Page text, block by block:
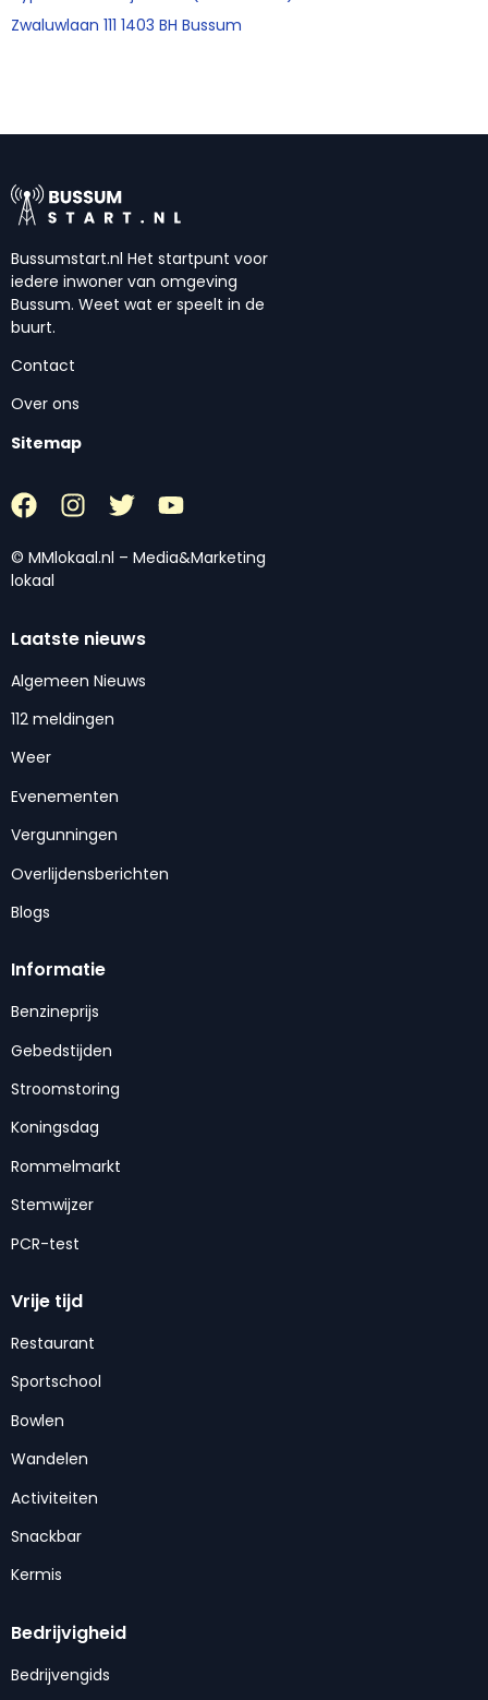
Zwaluwlaan 111 1403 BH Bussum
Bussumstart.nl Het startpunt voor
iedere inwoner van omgeving
Bussum. Weet wat er speelt in de
buurt.
Contact
Over ons
Sitemap
© MMlokaal.nl – Media&Marketing
lokaal
Laatste nieuws
Algemeen Nieuws
112 meldingen
Weer
Evenementen
Vergunningen
Overlijdensberichten
Blogs
Informatie
Benzineprijs
Gebedstijden
Stroomstoring
Koningsdag
Rommelmarkt
Stemwijzer
PCR-test
Vrije tijd
Restaurant
Sportschool
Bowlen
Wandelen
Activiteiten
Snackbar
Kermis
Bedrijvigheid
Bedrijvengids